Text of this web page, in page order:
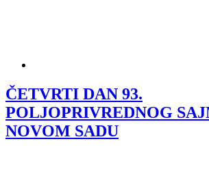
ČETVRTI DAN 93.
POLJOPRIVREDNOG
NOVOM SADU